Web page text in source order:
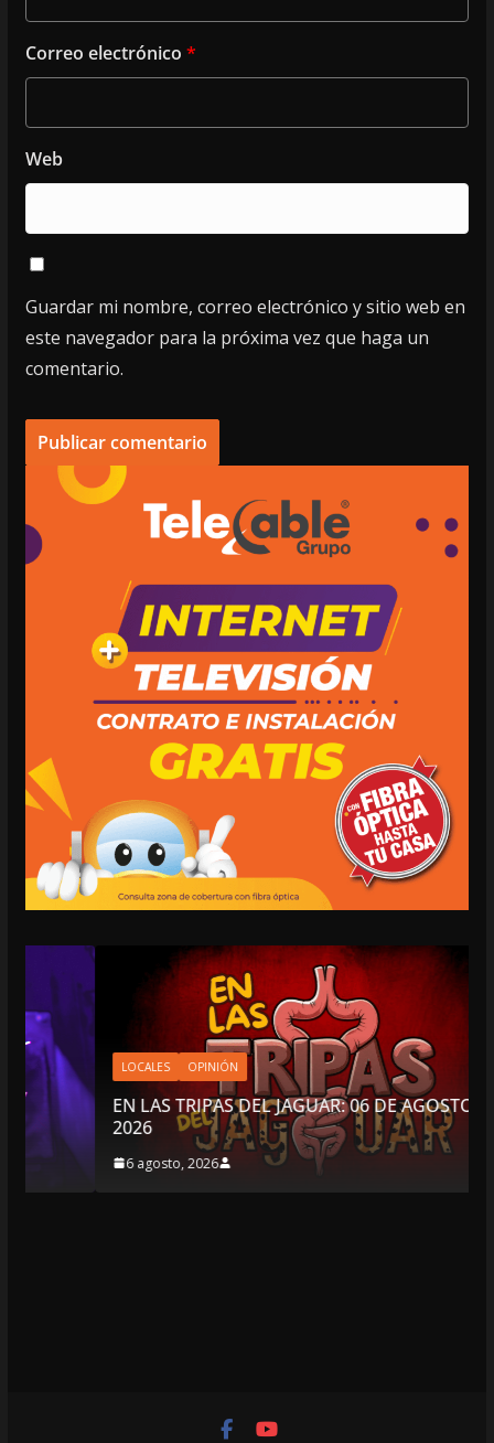
Correo electrónico *
Web
Guardar mi nombre, correo electrónico y sitio web en
este navegador para la próxima vez que haga un
comentario.
LOCALES OPINIÓN
EN LAS TRIPAS DEL JAGUAR: 06 DE AGOSTO DE
2026
6 agosto, 2026